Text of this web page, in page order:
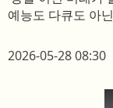
예능도 다큐도 아
2026-05-28 08:30